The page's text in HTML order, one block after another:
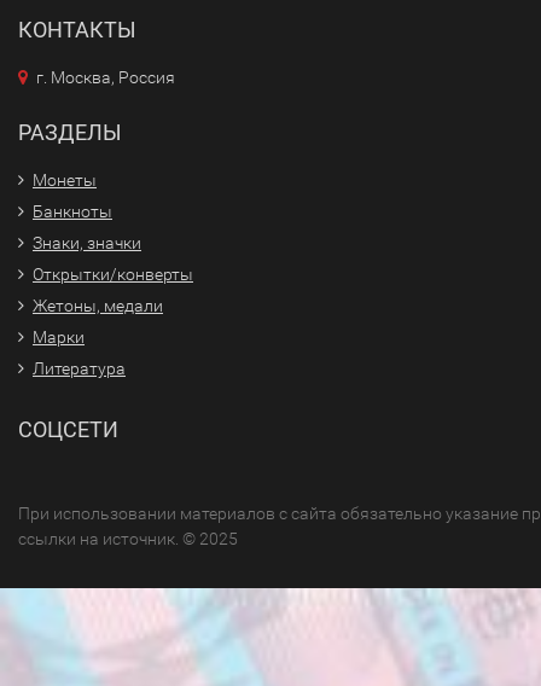
КОНТАКТЫ
г. Москва, Россия
РАЗДЕЛЫ
Монеты
Банкноты
Знаки, значки
Открытки/конверты
Жетоны, медали
Марки
Литература
СОЦСЕТИ
При использовании материалов с сайта обязательно указание
ссылки на источник. © 2025